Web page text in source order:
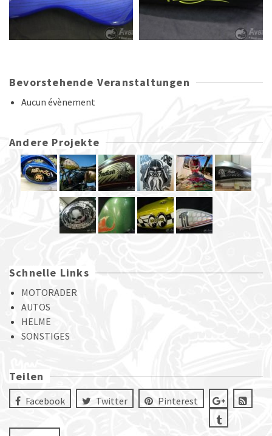
Bevorstehende Veranstaltungen
Aucun évènement
Andere Projekte
Schnelle Links
MOTORADER
AUTOS
HELME
SONSTIGES
Teilen
Facebook Twitter Pinterest